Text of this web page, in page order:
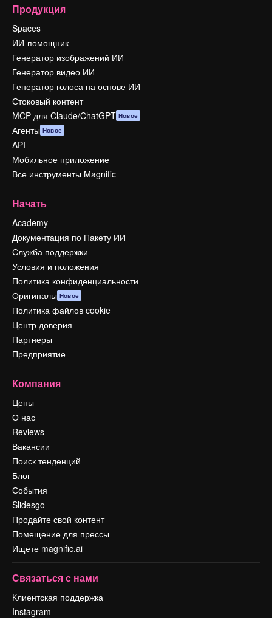
Продукция
Spaces
ИИ-помощник
Генератор изображений ИИ
Генератор видео ИИ
Генератор голоса на основе ИИ
Стоковый контент
MCP для Claude/ChatGPT Новое
Агенты Новое
API
Мобильное приложение
Все инструменты Magnific
Начать
Academy
Документация по Пакету ИИ
Служба поддержки
Условия и положения
Политика конфиденциальности
Оригиналы Новое
Политика файлов cookie
Центр доверия
Партнеры
Предприятие
Компания
Цены
О нас
Reviews
Вакансии
Поиск тенденций
Блог
События
Slidesgo
Продайте свой контент
Помещение для прессы
Ищете magnific.ai
Связаться с нами
Клиентская поддержка
Instagram